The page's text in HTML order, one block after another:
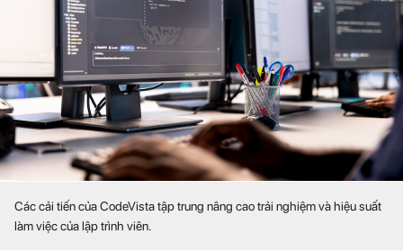
Các cải tiến của CodeVista tập trung nâng cao trải nghiệm và hiệu suất
làm việc của lập trình viên.